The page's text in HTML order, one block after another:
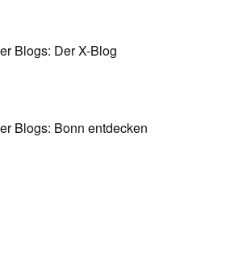
Blogs: Der X-Blog
Blogs: Bonn entdecken